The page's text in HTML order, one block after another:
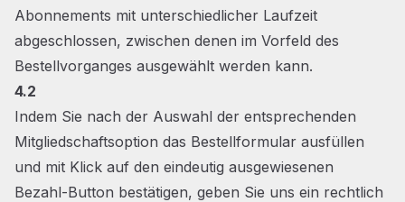
Abonnements mit unterschiedlicher Laufzeit
abgeschlossen, zwischen denen im Vorfeld des
Bestellvorganges ausgewählt werden kann.
4.2
Indem Sie nach der Auswahl der entsprechenden
Mitgliedschaftsoption das Bestellformular ausfüllen
und mit Klick auf den eindeutig ausgewiesenen
Bezahl-Button bestätigen, geben Sie uns ein rechtlich